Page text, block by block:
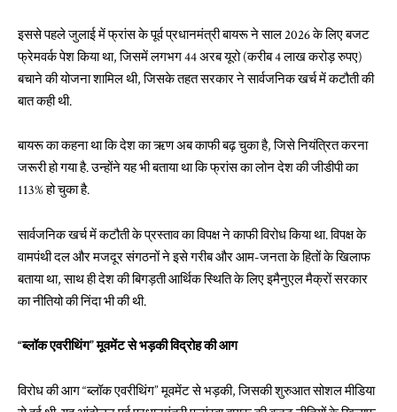
इससे पहले जुलाई में फ्रांस के पूर्व प्रधानमंत्री बायरू ने साल 2026 के लिए बजट
फ्रेमवर्क पेश किया था, जिसमें लगभग 44 अरब यूरो (करीब 4 लाख करोड़ रुपए)
बचाने की योजना शामिल थी, जिसके तहत सरकार ने सार्वजनिक खर्च में कटौती की
बात कही थी.
बायरू का कहना था कि देश का ऋण अब काफी बढ़ चुका है, जिसे नियंत्रित करना
जरूरी हो गया है. उन्होंने यह भी बताया था कि फ्रांस का लोन देश की जीडीपी का
113% हो चुका है.
सार्वजनिक खर्च में कटौती के प्रस्ताव का विपक्ष ने काफी विरोध किया था. विपक्ष के
वामपंथी दल और मजदूर संगठनों ने इसे गरीब और आम-जनता के हितों के खिलाफ
बताया था, साथ ही देश की बिगड़ती आर्थिक स्थिति के लिए इमैनुएल मैक्रों सरकार
का नीतियो की निंदा भी की थी.
“ब्लॉक एवरीथिंग” मूवमेंट से भड़की विद्रोह की आग
विरोध की आग “ब्लॉक एवरीथिंग” मूवमेंट से भड़की, जिसकी शुरुआत सोशल मीडिया